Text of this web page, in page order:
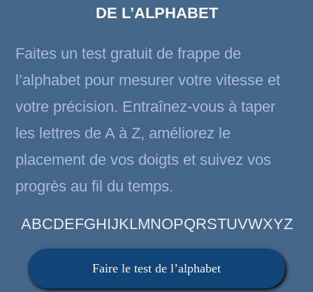
DE L’ALPHABET
Faites un test gratuit de frappe de
l’alphabet pour mesurer votre vitesse et
votre précision. Entraînez-vous à taper
les lettres de A à Z, améliorez le
placement de vos doigts et suivez vos
progrès au fil du temps.
ABCDEFGHIJKLMNOPQRSTUVWXYZ
Faire le test de l’alphabet